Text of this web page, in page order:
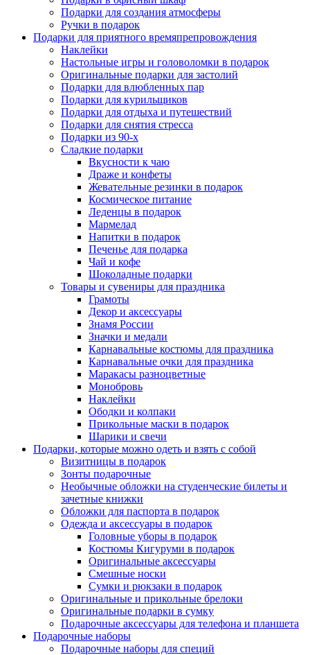
Подарки для создания атмосферы
Ручки в подарок
Подарки для приятного времяпрепровождения
Наклейки
Настольные игры и головоломки в подарок
Оригинальные подарки для застолий
Подарки для влюбленных пар
Подарки для курильщиков
Подарки для отдыха и путешествий
Подарки для снятия стресса
Подарки из 90-х
Сладкие подарки
Вкусности к чаю
Драже и конфеты
Жевательные резинки в подарок
Космическое питание
Леденцы в подарок
Мармелад
Напитки в подарок
Печенье для подарка
Чай и кофе
Шоколадные подарки
Товары и сувениры для праздника
Грамоты
Декор и аксессуары
Знамя России
Значки и медали
Карнавальные костюмы для праздника
Карнавальные очки для праздника
Маракасы разноцветные
Монобровь
Наклейки
Ободки и колпаки
Прикольные маски в подарок
Шарики и свечи
Подарки, которые можно одеть и взять с собой
Визитницы в подарок
Зонты подарочные
Необычные обложки на студенческие билеты и
зачетные книжки
Обложки для паспорта в подарок
Одежда и аксессуары в подарок
Головные уборы в подарок
Костюмы Кигуруми в подарок
Оригинальные аксессуары
Смешные носки
Сумки и рюкзаки в подарок
Оригинальные и прикольные брелоки
Оригинальные подарки в сумку
Подарочные аксессуары для телефона и планшета
Подарочные наборы
Подарочные наборы для специй